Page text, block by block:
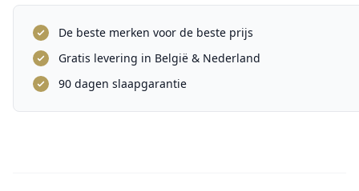
De beste merken voor de beste prijs
Gratis levering in België & Nederland
90 dagen slaapgarantie